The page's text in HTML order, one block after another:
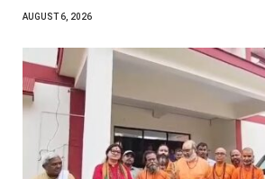
AUGUST 6, 2026